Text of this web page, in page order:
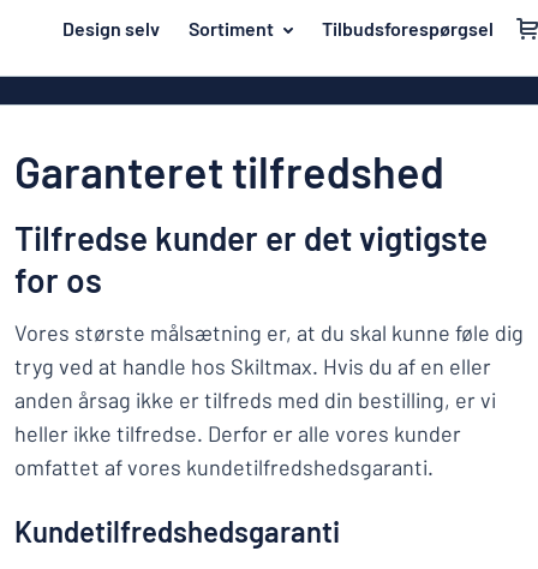
Design selv Sortiment Tilbudsforespørgsel
Navneskilte
Mærkning
Klistremærker
Branscher
Arbejdsmiljø
Trafik og køretøjer
Barneskilte
Vis alle kategorier
Bannere
Eco Board
Magnetskilte
populære
Materiale
og
hjem
Navneskilte
Mærkning
Vis alle kategorier
menuen
designe et skilt
Garanteret tilfredshed
Tilfredse kunder er det vigtigste
for os
Vores største målsætning er, at du skal kunne føle dig
tryg ved at handle hos Skiltmax. Hvis du af en eller
anden årsag ikke er tilfreds med din bestilling, er vi
heller ikke tilfredse. Derfor er alle vores kunder
omfattet af vores kundetilfredshedsgaranti.
Kundetilfredshedsgaranti